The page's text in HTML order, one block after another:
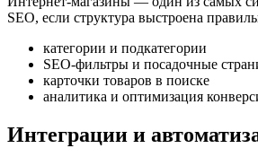
SEO, если структура выстроена
категории и подкатегории
SEO-фильтры и посадочные
карточки товаров в поиске
аналитика и оптимизация
Интеграции и